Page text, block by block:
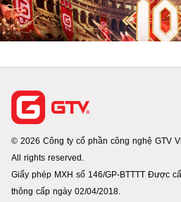
© 2026 Công ty cổ phần công nghệ GTV
All rights reserved.
Giấy phép MXH số 146/GP-BTTTT Được
thông cấp ngày 02/04/2018.